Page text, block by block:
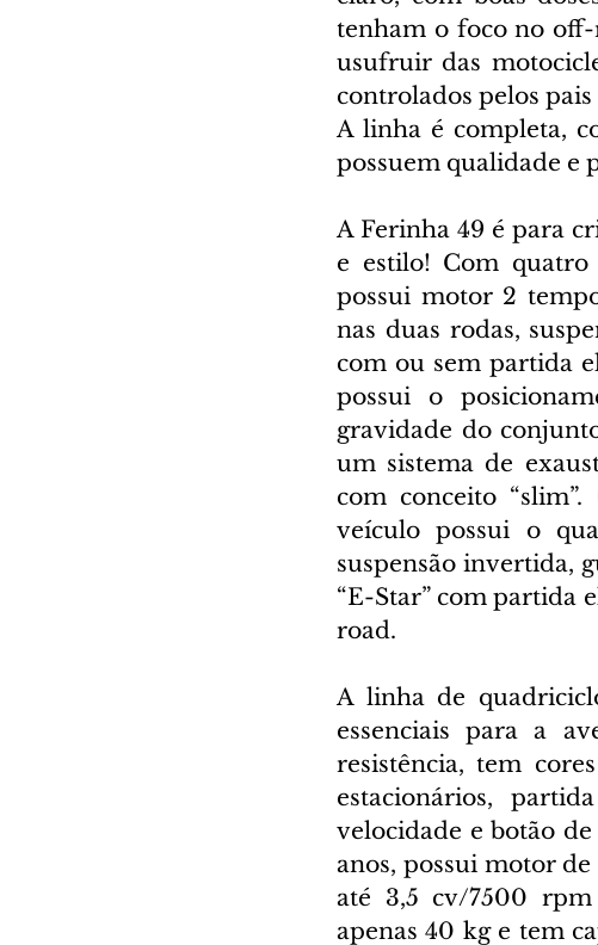
tenham o foco no
usufruir das
controlados pelos
A linha é completa,
possuem qualidade e
A Ferinha 49 é para
e estilo! Com quatro
possui motor 2
nas duas rodas,
com ou sem partida
possui o
gravidade do
um sistema de
com conceito
veículo possui o
suspensão invertida,
“E-Star” com partida
road.
A linha de
essenciais para a
resistência, tem
estacionários,
velocidade e botão
anos, possui motor
até 3,5 cv/7500
apenas 40 kg e tem